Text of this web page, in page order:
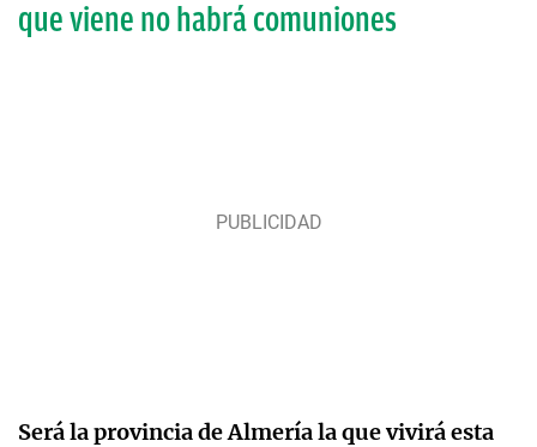
que viene no habrá comuniones
Será la provincia de Almería la que vivirá esta